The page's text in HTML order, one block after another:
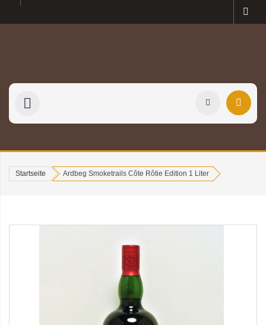
Startseite Ardbeg Smoketrails Côte Rôtie Edition 1 Liter